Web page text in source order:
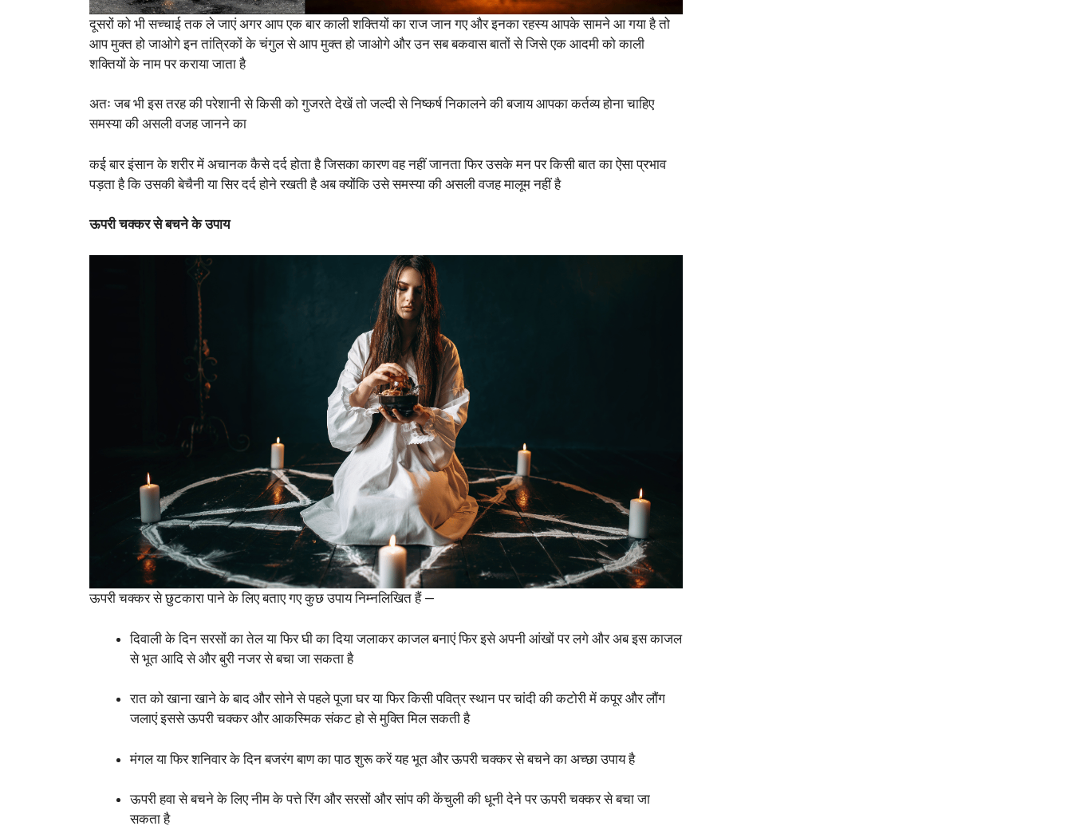
दूसरों को भी सच्चाई तक ले जाएं अगर आप एक बार काली शक्तियों का राज जान गए और इनका रहस्य आपके सामने आ गया है तो
आप मुक्त हो जाओगे इन तांत्रिकों के चंगुल से आप मुक्त हो जाओगे और उन सब बकवास बातों से जिसे एक आदमी को काली
शक्तियों के नाम पर कराया जाता है
अतः जब भी इस तरह की परेशानी से किसी को गुजरते देखें तो जल्दी से निष्कर्ष निकालने की बजाय आपका कर्तव्य होना चाहिए
समस्या की असली वजह जानने का
कई बार इंसान के शरीर में अचानक कैसे दर्द होता है जिसका कारण वह नहीं जानता फिर उसके मन पर किसी बात का ऐसा प्रभाव
पड़ता है कि उसकी बेचैनी या सिर दर्द होने रखती है अब क्योंकि उसे समस्या की असली वजह मालूम नहीं है
ऊपरी चक्कर से बचने के उपाय
ऊपरी चक्कर से छुटकारा पाने के लिए बताए गए कुछ उपाय निम्नलिखित हैं —
दिवाली के दिन सरसों का तेल या फिर घी का दिया जलाकर काजल बनाएं फिर इसे अपनी आंखों पर लगे और अब इस काजल
से भूत आदि से और बुरी नजर से बचा जा सकता है
रात को खाना खाने के बाद और सोने से पहले पूजा घर या फिर किसी पवित्र स्थान पर चांदी की कटोरी में कपूर और लौंग
जलाएं इससे ऊपरी चक्कर और आकस्मिक संकट हो से मुक्ति मिल सकती है
मंगल या फिर शनिवार के दिन बजरंग बाण का पाठ शुरू करें यह भूत और ऊपरी चक्कर से बचने का अच्छा उपाय है
ऊपरी हवा से बचने के लिए नीम के पत्ते रिंग और सरसों और सांप की केंचुली की धूनी देने पर ऊपरी चक्कर से बचा जा
सकता है